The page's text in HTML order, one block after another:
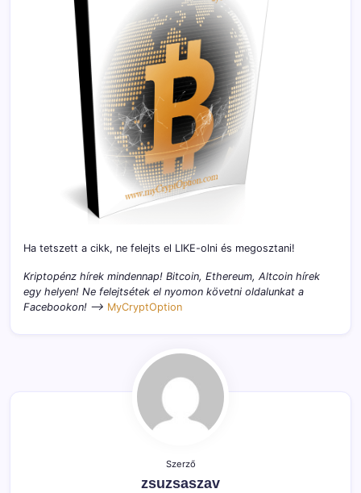
Ha tetszett a cikk, ne felejts el LIKE-olni és megosztani!
Kriptopénz hírek mindennap! Bitcoin, Ethereum, Altcoin hírek
egy helyen! Ne felejtsétek el nyomon követni oldalunkat a
Facebookon! –> MyCryptOption
Szerző
zsuzsaszav